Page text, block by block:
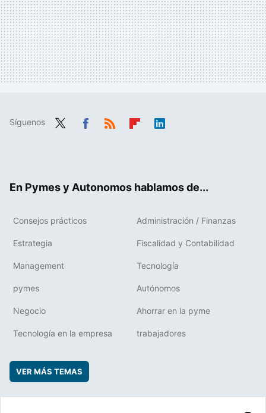
Síguenos
En Pymes y Autonomos hablamos de...
Consejos prácticos Administración / Finanzas
Estrategia Fiscalidad y Contabilidad
Management Tecnología
pymes Autónomos
Negocio Ahorrar en la pyme
Tecnología en la empresa trabajadores
VER MÁS TEMAS